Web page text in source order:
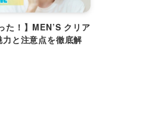
た！】MEN’S クリア
と注意点を徹底解